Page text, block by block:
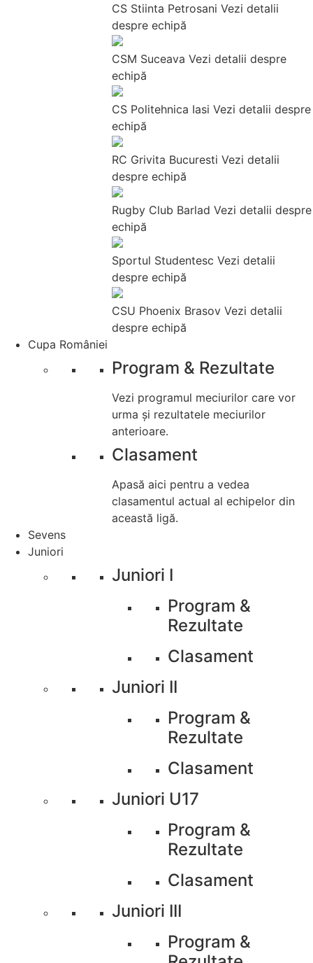
CS Stiinta Petrosani Vezi detalii
despre echipă
CSM Suceava Vezi detalii despre
echipă
CS Politehnica Iasi Vezi detalii despre
echipă
RC Grivita Bucuresti Vezi detalii
despre echipă
Rugby Club Barlad Vezi detalii despre
echipă
Sportul Studentesc Vezi detalii
despre echipă
CSU Phoenix Brasov Vezi detalii
despre echipă
Cupa României
Program & Rezultate
Vezi programul meciurilor care vor
urma și rezultatele meciurilor
anterioare.
Clasament
Apasă aici pentru a vedea
clasamentul actual al echipelor din
această ligă.
Sevens
Juniori
Juniori I
Program &
Rezultate
Clasament
Juniori II
Program &
Rezultate
Clasament
Juniori U17
Program &
Rezultate
Clasament
Juniori III
Program &